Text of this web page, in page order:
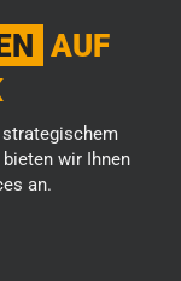
AUF
strategischem
wir Ihnen
an.